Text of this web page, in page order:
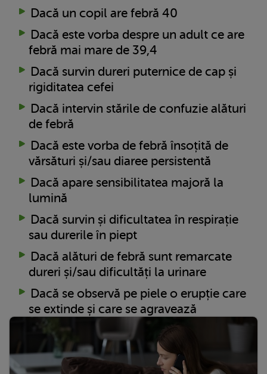
Dacă un copil are febră 40
Dacă este vorba despre un adult ce are
febră mai mare de 39,4
Dacă survin dureri puternice de cap și
rigiditatea cefei
Dacă intervin stările de confuzie alături
de febră
Dacă este vorba de febră însoțită de
vărsături și/sau diaree persistentă
Dacă apare sensibilitatea majoră la
lumină
Dacă survin și dificultatea în respirație
sau durerile în piept
Dacă alături de febră sunt remarcate
dureri și/sau dificultăți la urinare
Dacă se observă pe piele o erupție care
se extinde și care se agravează